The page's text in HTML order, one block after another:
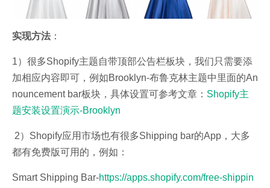
实现方法 ：
1）很多Shopify主题自带顶部公告栏板块，我们只需要添
加相应内容即可，例如Brooklyn-布鲁克林主题中里面的An
nouncement bar板块，具体设置可参考文章： Shopify主
题安装设置演示-Brooklyn
2）Shopify应用市场也有很多Shipping bar的App，大多
都有免费版可用的，例如：
Smart Shipping Bar-https://apps.shopify.com/free-shippin